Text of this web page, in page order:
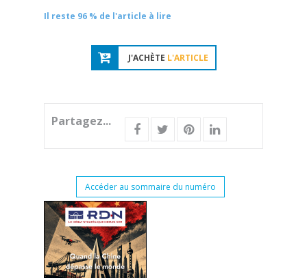
Il reste 96 % de l'article à lire
J'ACHÈTE L'ARTICLE
Partagez...
Accéder au sommaire du numéro